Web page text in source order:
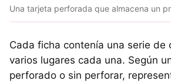
Una tarjeta perforada que almacena un
Cada ficha contenía una serie de
varios lugares cada una. Según
perforado o sin perforar,